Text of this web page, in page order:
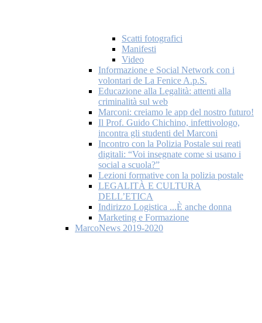
Scatti fotografici
Manifesti
Video
Informazione e Social Network con i
volontari de La Fenice A.p.S.
Educazione alla Legalità: attenti alla
criminalità sul web
Marconi: creiamo le app del nostro futuro!
Il Prof. Guido Chichino, infettivologo,
incontra gli studenti del Marconi
Incontro con la Polizia Postale sui reati
digitali: “Voi insegnate come si usano i
social a scuola?”
Lezioni formative con la polizia postale
LEGALITÀ E CULTURA
DELL’ETICA
Indirizzo Logistica ...È anche donna
Marketing e Formazione
MarcoNews 2019-2020